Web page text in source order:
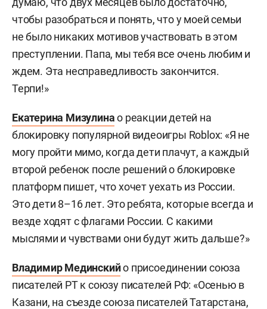
чтобы разобраться и понять, что у моей семьи
не было никаких мотивов участвовать в этом
преступлении. Папа, мы тебя все очень любим и
ждем. Эта несправедливость закончится.
Терпи!»
Екатерина Мизулинао реакции детей на
блокировку популярной видеоигры Roblox: «Я не
могу пройти мимо, когда дети плачут, а каждый
второй ребенок после решений о блокировке
платформ пишет, что хочет уехать из России.
Это дети 8–16 лет. Это ребята, которые всегда и
везде ходят с флагами России. С какими
мыслями и чувствами они будут жить дальше?»
Владимир Мединскийо присоединении союза
писателей РТ к союзу писателей РФ: «Осенью в
Казани, на съезде союза писателей Татарстана,